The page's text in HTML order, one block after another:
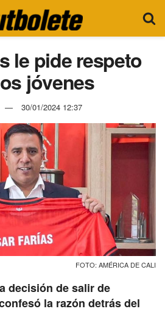
le pide respeto
jóvenes
30/01/2024 12:37
FOTO: AMÉRICA DE CALI
decisión de salir de
la razón detrás del